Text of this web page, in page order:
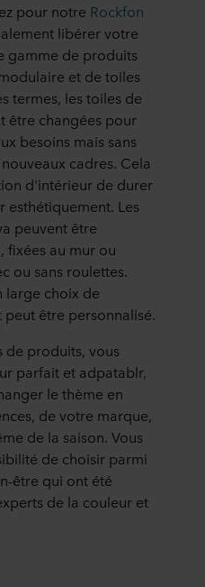
pour notre Rockfon
libérer votre
gamme de produits
et de toiles
termes, les toiles de
être changées pour
besoins mais sans
cadres. Cela
d'intérieur de durer
Les
peuvent être
fixées au mur ou
ou sans roulettes.
large choix de
être personnalisé.
de produits, vous
parfait et adpatablr,
le thème en
de votre marque,
de la saison. Vous
de choisir parmi
être qui ont été
de la couleur et